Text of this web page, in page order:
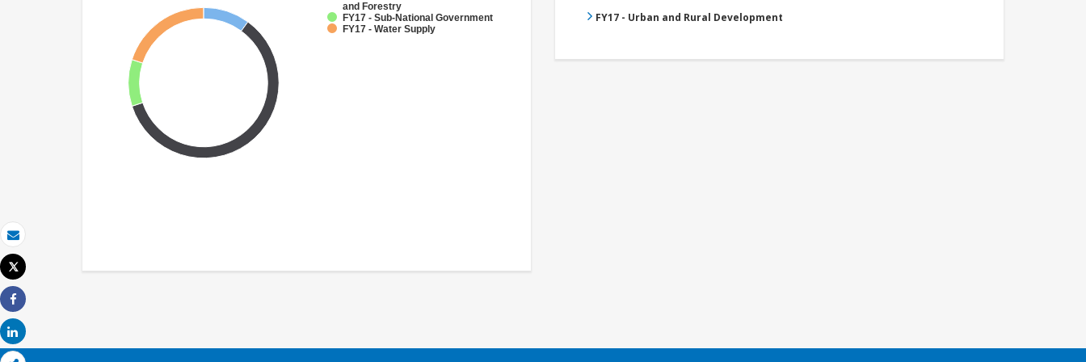
Email
Imprimer
Tweet
Share
Share
and Forestry
FY17 - Sub-National Government
FY17 - Water Supply
FY17 - Urban and Rural Development